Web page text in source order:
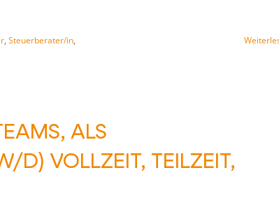
, Steuerberater/in,
ALS
D) VOLLZEIT, TEILZEIT,